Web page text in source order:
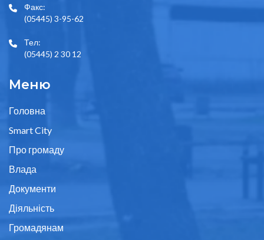
Факс:
(05445) 3-95-62
Тел:
(05445) 2 30 12
Меню
Головна
Smart City
Про громаду
Влада
Документи
Діяльність
Громадянам